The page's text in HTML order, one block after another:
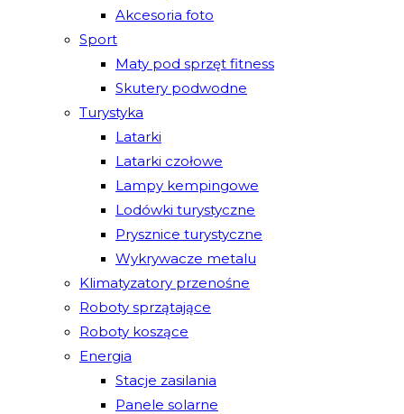
Akcesoria foto
Sport
Maty pod sprzęt fitness
Skutery podwodne
Turystyka
Latarki
Latarki czołowe
Lampy kempingowe
Lodówki turystyczne
Prysznice turystyczne
Wykrywacze metalu
Klimatyzatory przenośne
Roboty sprzątające
Roboty koszące
Energia
Stacje zasilania
Panele solarne